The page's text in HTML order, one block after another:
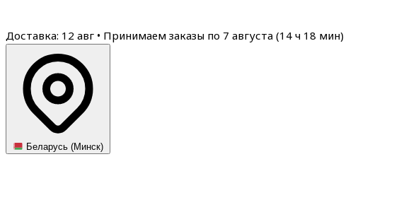
Доставка: 12 авг • Принимаем заказы по 7 августа (14 ч 18 мин)
Беларусь (Минск)